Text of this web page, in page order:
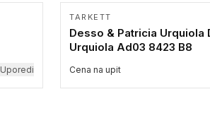
Uporedi
TARKETT
Desso & Patricia Urquiola
Urquiola Ad03 8423 B8
Cena na upit